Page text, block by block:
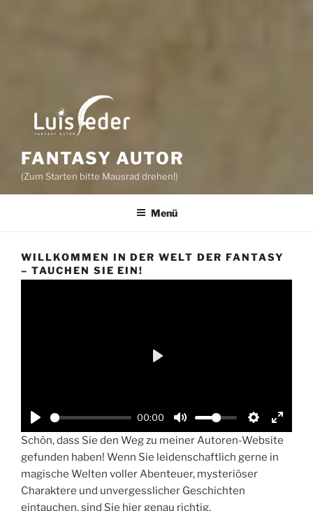
FANTASY AUTOR
(Zum Starten bitte Mausrad drehen!)
Menü
WILLKOMMEN IN DER WELT DER FANTASY
– TAUCHEN SIE EIN!
00:00
y
Schön, dass Sie den Weg zu meiner Autoren-Website
gefunden haben! Wenn Sie leidenschaftlich gerne in
magische Welten voller Abenteuer, mysteriöser
Charaktere und unvergesslicher Geschichten
eintauchen, sind Sie hier genau richtig.